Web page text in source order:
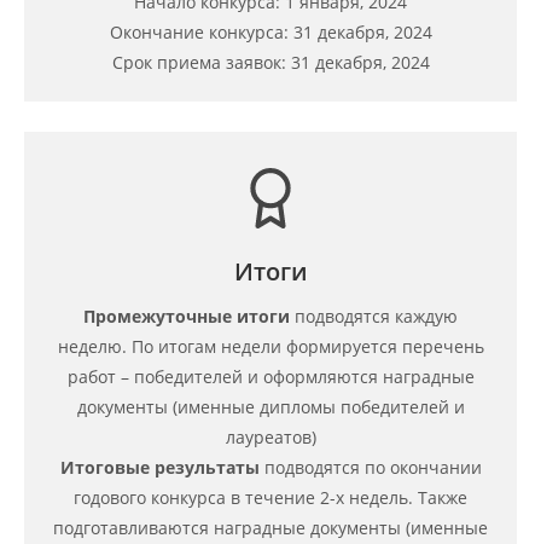
Окончание конкурса: 31 декабря, 2024
Срок приема заявок: 31 декабря, 2024
Итоги
Промежуточные итоги подводятся каждую
неделю. По итогам недели формируется перечень
работ – победителей и оформляются наградные
документы (именные дипломы победителей и
лауреатов)
Итоговые результаты подводятся по окончании
годового конкурса в течение 2-х недель. Также
подготавливаются наградные документы (именные